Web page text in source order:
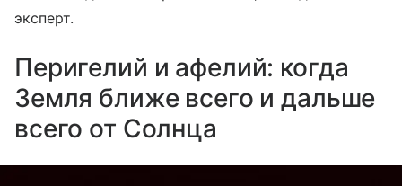
эксперт.
Перигелий и афелий: когда
Земля ближе всего и дальше
всего от Солнца